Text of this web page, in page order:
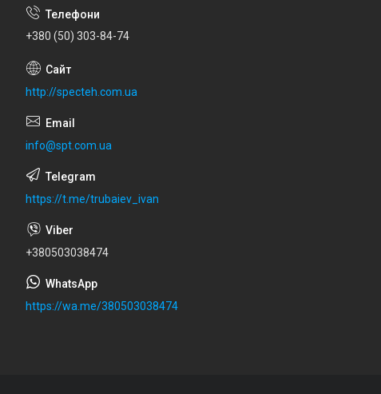
+380 (50) 303-84-74
http://specteh.com.ua
info@spt.com.ua
https://t.me/trubaiev_ivan
+380503038474
https://wa.me/380503038474